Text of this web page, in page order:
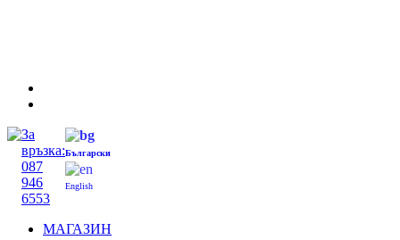
За
връзка:
087
946
6553
Български
English
МАГАЗИН